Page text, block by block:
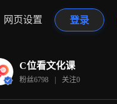
网页设置 登录
C位看文化课
粉丝6798 | 关注0